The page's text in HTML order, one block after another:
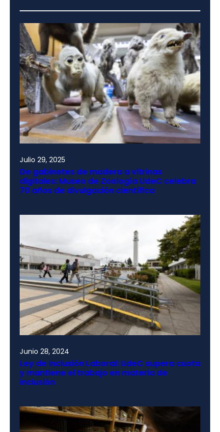
Julio 29, 2025
De gabinetes de madera a vitrinas
digitales: Museo de Zoología UdeC celebra
70 años de divulgación científica
Junio 28, 2024
Ley de Inclusión Laboral: UdeC supera cuota
y mantiene el trabajo en materia de
inclusión